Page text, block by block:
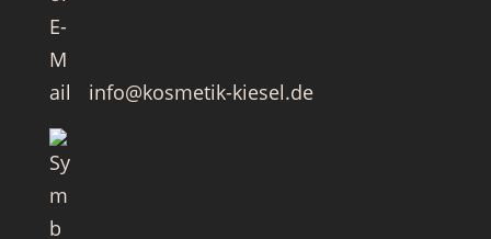
info@kosmetik-kiesel.de